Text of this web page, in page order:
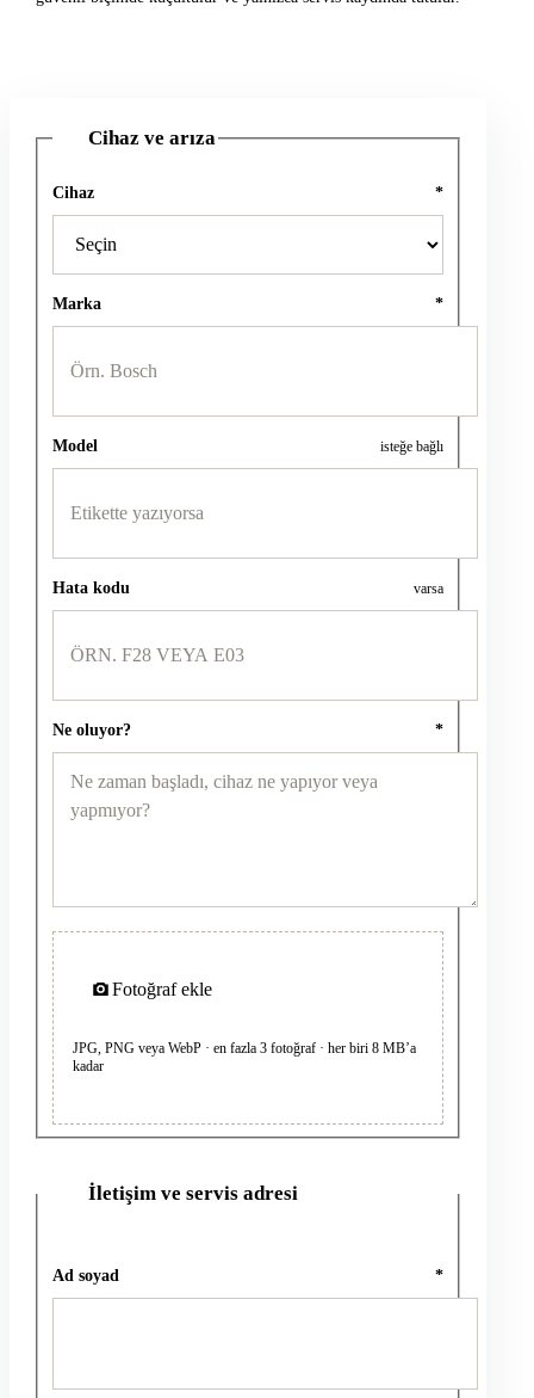
Cihaz ve arıza
Cihaz *
Marka *
Model isteğe bağlı
Hata kodu varsa
Ne oluyor? *
Fotoğraf ekle
JPG, PNG veya WebP · en fazla 3 fotoğraf · her biri 8 MB’a
kadar
İletişim ve servis adresi
Ad soyad *